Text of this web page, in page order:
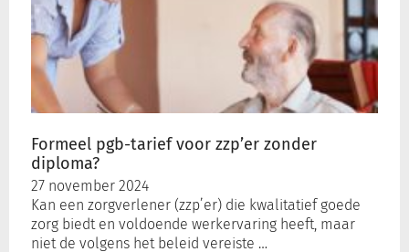
Formeel pgb-tarief voor zzp’er zonder
diploma?
27 november 2024
Kan een zorgverlener (zzp’er) die kwalitatief goede
zorg biedt en voldoende werkervaring heeft, maar
niet de volgens het beleid vereiste …
tarief
voor
zzp’er
zonder
diploma?